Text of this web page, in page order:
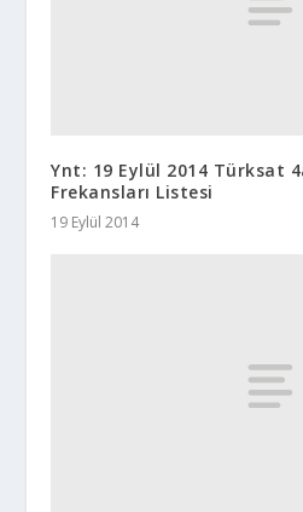
Ynt: 19 Eylül 2014 Türksat
Frekansları Listesi
19 Eylül 2014